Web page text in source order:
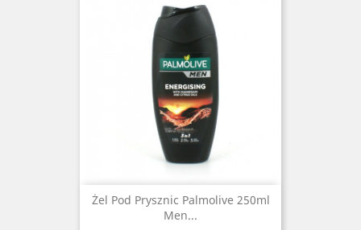
Żel Pod Prysznic Palmolive 250ml
Men...